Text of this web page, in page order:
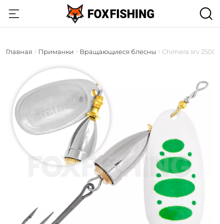
Главная Приманки Вращающиеся блесны Chimera srv 2500